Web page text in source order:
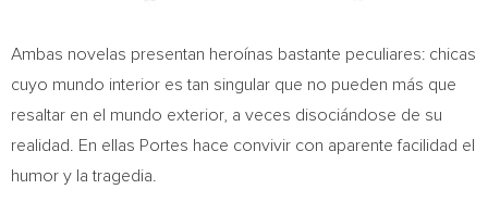
Ambas novelas presentan heroínas bastante peculiares: chicas
cuyo mundo interior es tan singular que no pueden más que
resaltar en el mundo exterior, a veces disociándose de su
realidad. En ellas Portes hace convivir con aparente facilidad el
humor y la tragedia.